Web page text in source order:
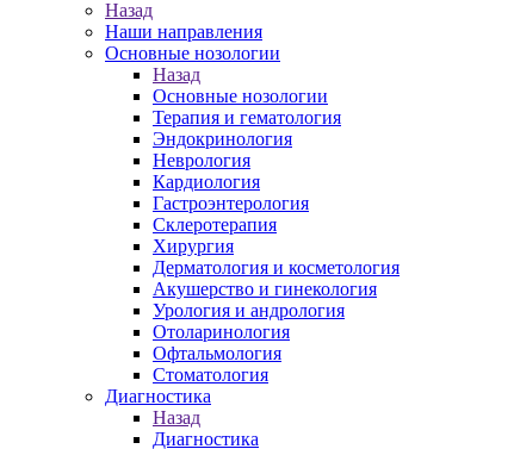
Назад
Наши направления
Основные нозологии
Назад
Основные нозологии
Терапия и гематология
Эндокринология
Неврология
Кардиология
Гастроэнтерология
Склеротерапия
Хирургия
Дерматология и косметология
Акушерство и гинекология
Урология и андрология
Отоларинология
Офтальмология
Стоматология
Диагностика
Назад
Диагностика